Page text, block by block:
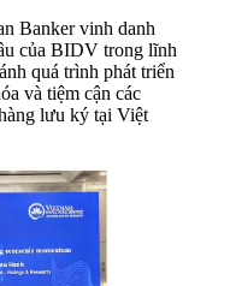
Banker vinh danh
của BIDV trong lĩnh
quá trình phát triển
và tiệm cận các
lưu ký tại Việt